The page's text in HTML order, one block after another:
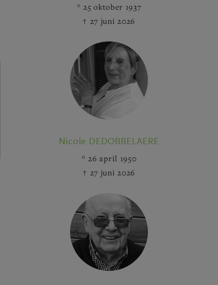
25 oktober 1937
27 juni 2026
Nicole DEDOBBELAERE
26 april 1950
27 juni 2026